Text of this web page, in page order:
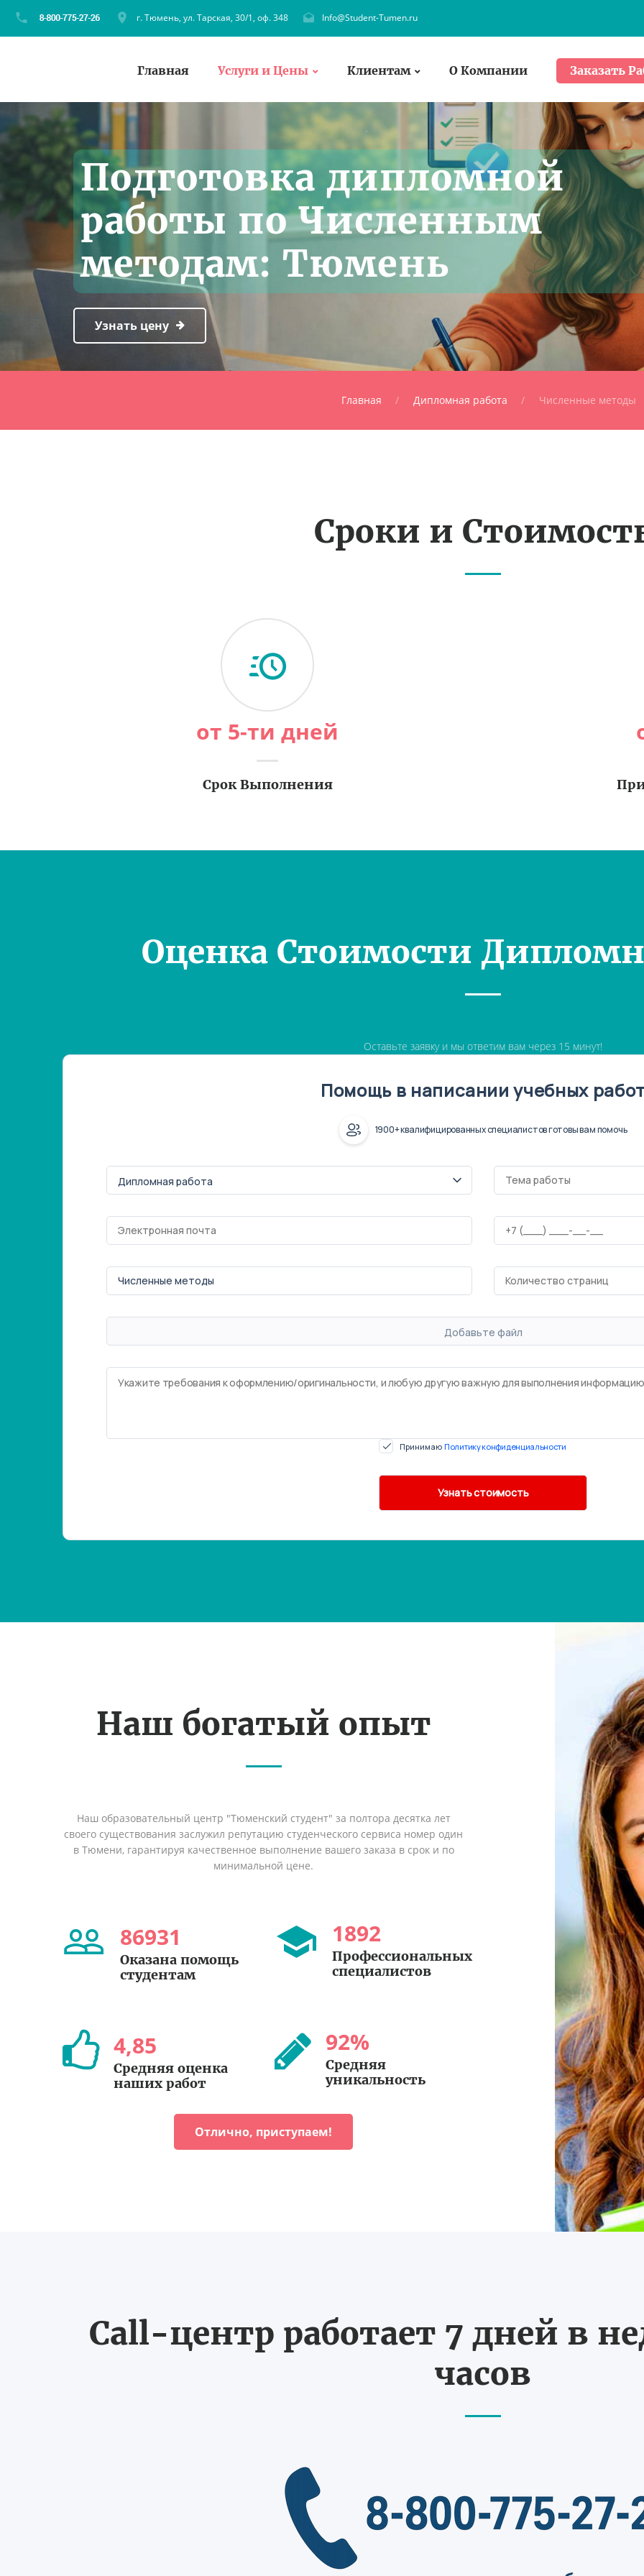
г. Тюмень, ул. Тарская, 30/1, оф. 348 Info@Student-Tumen.ru
Главная Услуги и Цены Клиентам О Компании Заказать
Подготовка дипломной
работы по Численным
методам: Тюмень
Узнать цену
Главная Дипломная работа Численные методы
Сроки и
от 5-ти дней
Срок Выполнения
Оценка Стоимости
Оставьте заявку и мы ответим вам через 15 минут!
Помощь в написании учебных
1900+ квалифицированных специалистов готовы вам помочь
Добавьте файл
Принимаю Политику конфиденциальности
Наш богатый опыт
Наш образовательный центр "Тюменский студент" за полтора десятка лет
своего существования заслужил репутацию студенческого сервиса номер один
в Тюмени, гарантируя качественное выполнение вашего заказа в срок и по
минимальной цене.
86931
Оказана помощь
студентам
1892
Профессиональных
специалистов
4,85
Средняя оценка
наших работ
92%
Средняя
уникальность
Отлично, приступаем!
Call-центр работает 7 дней в
часов